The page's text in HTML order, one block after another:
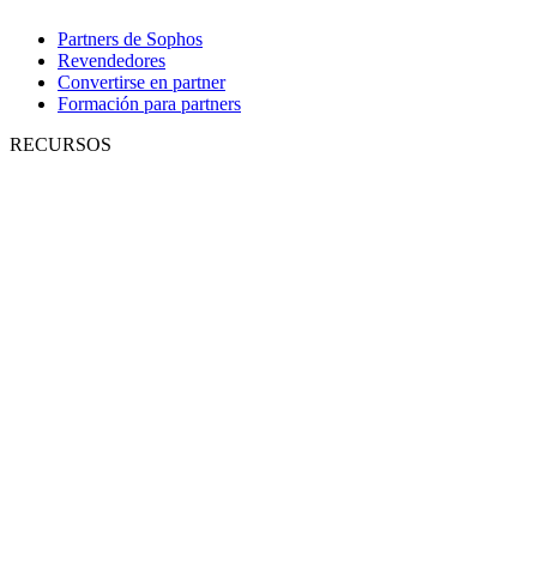
Partners de Sophos
Revendedores
Convertirse en partner
Formación para partners
RECURSOS